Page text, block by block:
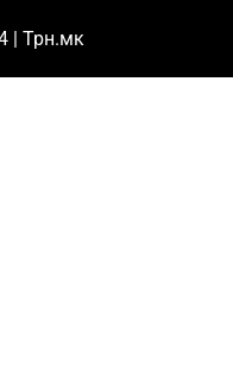
| Трн.мк